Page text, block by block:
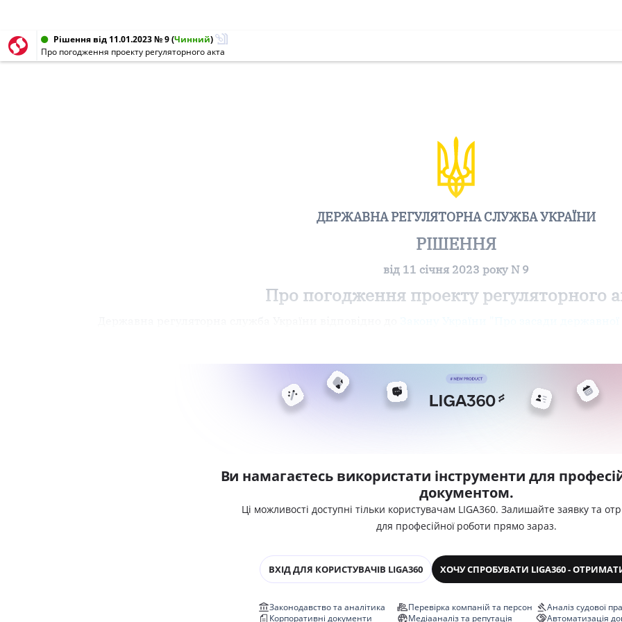
Рішення від 11.01.2023 № 9(Чинний)
Про погодження проекту регуляторного акта
ДЕРЖАВНА РЕГУЛЯТОРНА СЛУЖБА УКРАЇНИ
РІШЕННЯ
від 11 січня 2023 року N 9
Про погодження проекту регуляторного
Ви намагаєтесь використати інструменти для
документом.
Ці можливості доступні тільки користувачам LIGA360. Залишайте заявку та
для професійної роботи прямо зараз.
ВХІД ДЛЯ КОРИСТУВАЧІВ LIGA360 ХОЧУ СПРОБУВАТИ LIGA360 -
Законодавство та аналітика
Корпоративні документи
Перевірка компаній та персон
Медіааналіз та репутація
Аналіз судової
Автоматизація